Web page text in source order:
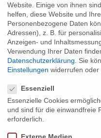
“Wadans Welt”
Nicht verpassen – noch
Würde der Arbeit” im Kino
Website. Einige von ihnen
helfen, diese Website und
Personenbezogene Daten
Adressen), z. B. für
Anzeigen- und
Verwendung Ihrer Daten
Datenschutzerklärung
Sie
Einstellungen widerrufen oder
Essenziell
Essenzielle Cookies
und sind für die einwandfreie
erforderlich.